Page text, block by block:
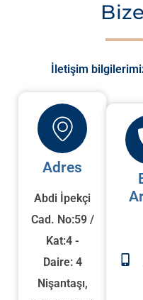
Bize
İletişim
Adres
Abdi İpekçi
Cad. No:59 /
Kat:4 -
Daire: 4
Nişantaşı,